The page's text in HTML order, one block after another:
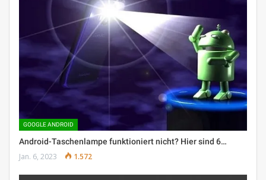
GOOGLE ANDROID
Android-Taschenlampe funktioniert nicht? Hier sind 6…
Jan. 6, 2023 1.572